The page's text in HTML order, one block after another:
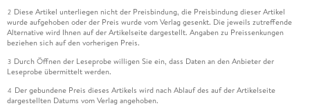
2 Diese Artikel unterliegen nicht der Preisbindung, die Preisbindung dieser Artikel
wurde aufgehoben oder der Preis wurde vom Verlag gesenkt. Die jeweils zutreffende
Alternative wird Ihnen auf der Artikelseite dargestellt. Angaben zu Preissenkungen
beziehen sich auf den vorherigen Preis.
3 Durch Öffnen der Leseprobe willigen Sie ein, dass Daten an den Anbieter der
Leseprobe übermittelt werden.
4 Der gebundene Preis dieses Artikels wird nach Ablauf des auf der Artikelseite
dargestellten Datums vom Verlag angehoben.